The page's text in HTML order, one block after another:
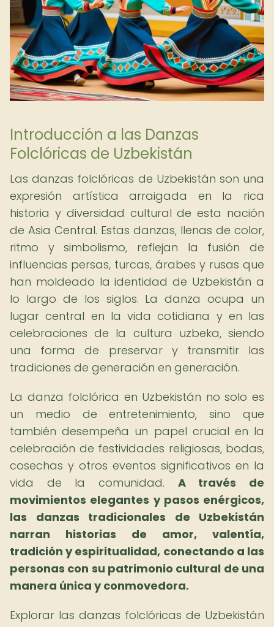
Introducción a las Danzas
Folclóricas de Uzbekistán
Las danzas folclóricas de Uzbekistán son una
expresión artística arraigada en la rica
historia y diversidad cultural de esta nación
de Asia Central. Estas danzas, llenas de color,
ritmo y simbolismo, reflejan la fusión de
influencias persas, turcas, árabes y rusas que
han moldeado la identidad de Uzbekistán a
lo largo de los siglos. La danza ocupa un
lugar central en la vida cotidiana y en las
celebraciones de la cultura uzbeka, siendo
una forma de preservar y transmitir las
tradiciones de generación en generación.
La danza folclórica en Uzbekistán no solo es
un medio de entretenimiento, sino que
también desempeña un papel crucial en la
celebración de festividades religiosas, bodas,
cosechas y otros eventos significativos en la
vida de la comunidad. A través de
movimientos elegantes y pasos enérgicos,
las danzas tradicionales de Uzbekistán
narran historias de amor, valentía,
tradición y espiritualidad, conectando a las
personas con su patrimonio cultural de una
manera única y conmovedora.
Explorar las danzas folclóricas de Uzbekistán